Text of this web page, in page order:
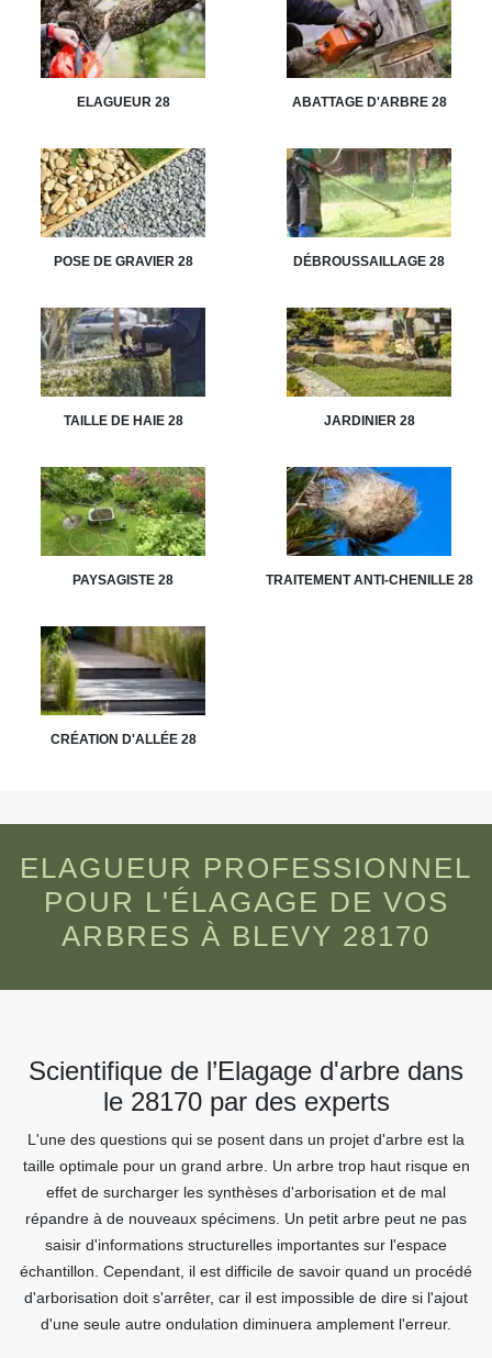
ELAGUEUR 28 ABATTAGE D'ARBRE 28
POSE DE GRAVIER 28 DÉBROUSSAILLAGE 28
TAILLE DE HAIE 28 JARDINIER 28
PAYSAGISTE 28 TRAITEMENT ANTI-CHENILLE 28
CRÉATION D'ALLÉE 28
ELAGUEUR PROFESSIONNEL
POUR L'ÉLAGAGE DE VOS
ARBRES À BLEVY 28170
Scientifique de l’Elagage d'arbre dans
le 28170 par des experts
L'une des questions qui se posent dans un projet d'arbre est la
taille optimale pour un grand arbre. Un arbre trop haut risque en
effet de surcharger les synthèses d'arborisation et de mal
répandre à de nouveaux spécimens. Un petit arbre peut ne pas
saisir d'informations structurelles importantes sur l'espace
échantillon. Cependant, il est difficile de savoir quand un procédé
d'arborisation doit s'arrêter, car il est impossible de dire si l'ajout
d'une seule autre ondulation diminuera amplement l'erreur.